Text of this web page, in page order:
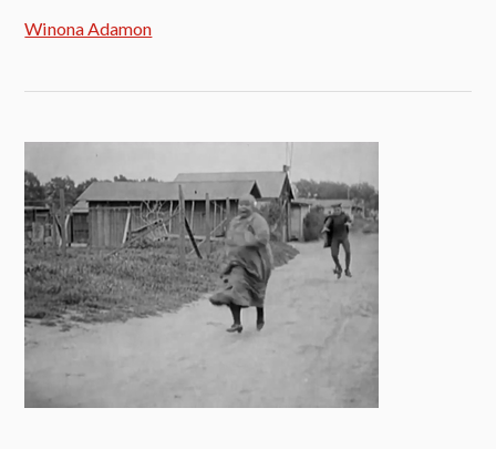
Winona Adamon